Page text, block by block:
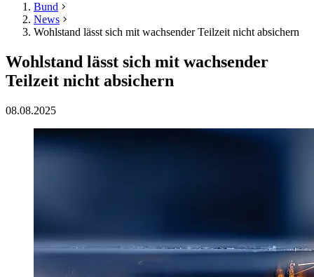
Bund
News
Wohlstand lässt sich mit wachsender Teilzeit nicht absichern
Wohlstand lässt sich mit wachsender
Teilzeit nicht absichern
08.08.2025